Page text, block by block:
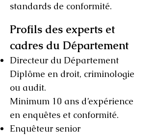
standards de conformité.
Profils des experts et
cadres du Département
Directeur du Département
Diplôme en droit, criminologie
ou audit.
Minimum 10 ans d’expérience
en enquêtes et conformité.
Enquêteur senior